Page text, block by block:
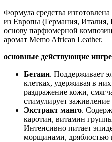
Формула средства
из Европы (Германия,
основу парфюмерной
аромат Memo African Leather.
основные действующие
Бетаин. Поддерживает
клетках, удерживая в
раздражение кожи,
стимулирует заживление
Экстракт манго.
каротин, витамин
Интенсивно питает
морщинами, дряблостью